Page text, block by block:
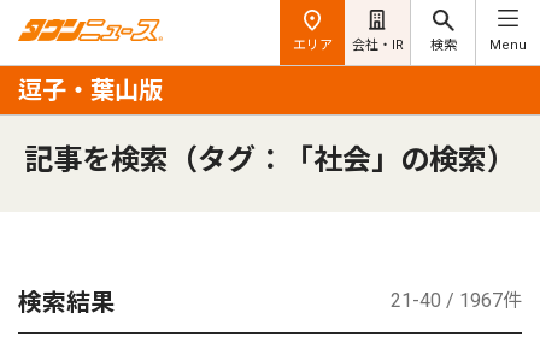
エリア 会社・IR 検索 Menu
逗子・葉山版
記事を検索（タグ：「社会」の検索）
検索結果 21-40 / 1967件